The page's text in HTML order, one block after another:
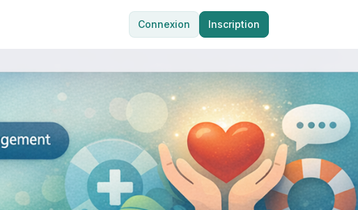
Connexion Inscription